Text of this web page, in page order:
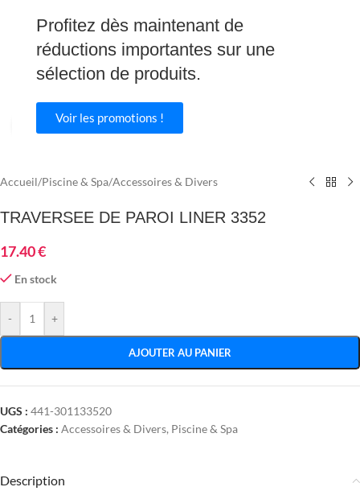
Profitez dès maintenant de
réductions importantes sur une
sélection de produits.
Voir les promotions !
Agrandir
Accueil/Piscine & Spa/Accessoires & Divers
TRAVERSEE DE PAROI LINER 3352
17.40€
En stock
- +
AJOUTER AU PANIER
UGS : 441-301133520
Catégories : Accessoires & Divers, Piscine & Spa
Description